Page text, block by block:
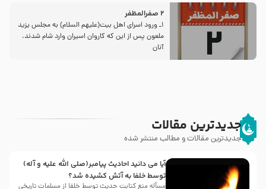
2 صفرالمظفر
1ـ ورود اسراى اهل بیت‌(علیهم السلام) به مجلس یزید
ملعون پس از این كه كاروان اسیران وارد شام شدند،
آنان
جدیدترین مقالات
جدیدترین مقالات و مطالب منتشر شده
آیا می دانید احادیث پیامبر(صلی الله علیه و آله)
توسط خلفا به آتش کشیده شد؟
مسأله منع کتابت حدیث توسط خلفا از مسلمات تاریخی